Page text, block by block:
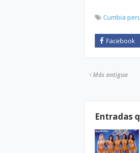
Cumbia
Más antigua
Entradas